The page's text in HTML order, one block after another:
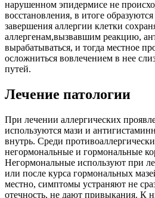
нарушенном эпидермисе не
восстановления, в итоге
завершения аллергии клетки
аллергенам,вызвавшим реакцию,
вырабатываться, и тогда местное
осложниться вовлечением в нее
путей.
Лечение патологии
При лечении аллергических
используются мази и
внутрь. Среди
негормональные и гормональные
Негормональные используют при
или после курса гормональных
местно, симптомы устраняют не
отечность, не дают привыкания. К